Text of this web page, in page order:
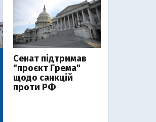
Cенат підтримав
"проєкт Грема"
щодо санкцій
проти РФ